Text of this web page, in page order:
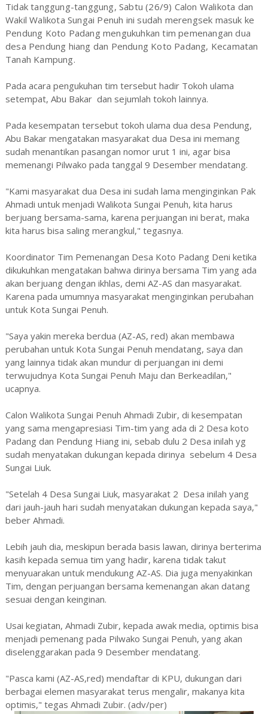
Tidak tanggung-tanggung, Sabtu (26/9) Calon Walikota dan
Wakil Walikota Sungai Penuh ini sudah merengsek masuk ke
Pendung Koto Padang mengukuhkan tim pemenangan dua
desa Pendung hiang dan Pendung Koto Padang, Kecamatan
Tanah Kampung.
Pada acara pengukuhan tim tersebut hadir Tokoh ulama
setempat, Abu Bakar dan sejumlah tokoh lainnya.
Pada kesempatan tersebut tokoh ulama dua desa Pendung,
Abu Bakar mengatakan masyarakat dua Desa ini memang
sudah menantikan pasangan nomor urut 1 ini, agar bisa
memenangi Pilwako pada tanggal 9 Desember mendatang.
"Kami masyarakat dua Desa ini sudah lama menginginkan Pak
Ahmadi untuk menjadi Walikota Sungai Penuh, kita harus
berjuang bersama-sama, karena perjuangan ini berat, maka
kita harus bisa saling merangkul," tegasnya.
Koordinator Tim Pemenangan Desa Koto Padang Deni ketika
dikukuhkan mengatakan bahwa dirinya bersama Tim yang ada
akan berjuang dengan ikhlas, demi AZ-AS dan masyarakat.
Karena pada umumnya masyarakat menginginkan perubahan
untuk Kota Sungai Penuh.
"Saya yakin mereka berdua (AZ-AS, red) akan membawa
perubahan untuk Kota Sungai Penuh mendatang, saya dan
yang lainnya tidak akan mundur di perjuangan ini demi
terwujudnya Kota Sungai Penuh Maju dan Berkeadilan,"
ucapnya.
Calon Walikota Sungai Penuh Ahmadi Zubir, di kesempatan
yang sama mengapresiasi Tim-tim yang ada di 2 Desa koto
Padang dan Pendung Hiang ini, sebab dulu 2 Desa inilah yg
sudah menyatakan dukungan kepada dirinya sebelum 4 Desa
Sungai Liuk.
"Setelah 4 Desa Sungai Liuk, masyarakat 2 Desa inilah yang
dari jauh-jauh hari sudah menyatakan dukungan kepada saya,"
beber Ahmadi.
Lebih jauh dia, meskipun berada basis lawan, dirinya berterima
kasih kepada semua tim yang hadir, karena tidak takut
menyuarakan untuk mendukung AZ-AS. Dia juga menyakinkan
Tim, dengan perjuangan bersama kemenangan akan datang
sesuai dengan keinginan.
Usai kegiatan, Ahmadi Zubir, kepada awak media, optimis bisa
menjadi pemenang pada Pilwako Sungai Penuh, yang akan
diselenggarakan pada 9 Desember mendatang.
"Pasca kami (AZ-AS,red) mendaftar di KPU, dukungan dari
berbagai elemen masyarakat terus mengalir, makanya kita
optimis," tegas Ahmadi Zubir. (adv/per)